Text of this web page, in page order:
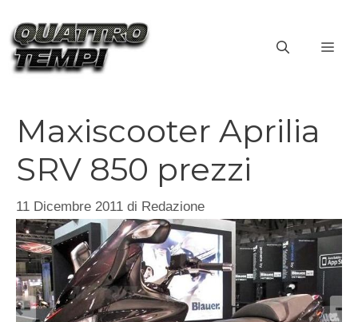
contenuto
Maxiscooter Aprilia
SRV 850 prezzi
11 Dicembre 2011 di Redazione